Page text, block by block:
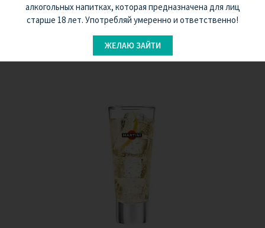
Espresso Martini
алкогольных напитках, которая предназначенa для лиц
старше 18 лет. Употребляй умеренно и ответственно!
ЖЕЛАЮ ЗАЙТИ